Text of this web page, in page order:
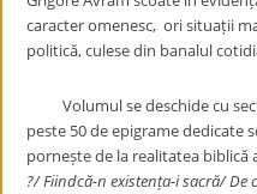
caracter omenesc, ori situații
politică, culese din banalul
Volumul se deschide cu
peste 50 de epigrame dedicate
pornește de la realitatea biblică
?/ Fiindcă-n existența-i sacră/